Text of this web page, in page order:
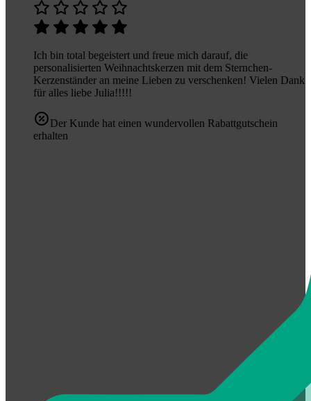
Ich bin total begeistert und freue mich darauf, die
personalisierten Weihnachtskerzen mit dem Sternchen-
Kerzenständer an meine Lieben zu verschenken! Vielen Dank
für alles liebe Julia!!!!!
Der Kunde hat einen wundervollen Rabattgutschein
erhalten